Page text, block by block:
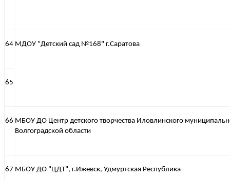
64 МДОУ "Детский сад №168" г.Саратова
65
66 МБОУ ДО Центр детского творчества Иловлинского
Волгоградской области
67 МБОУ ДО "ЦДТ", г.Ижевск, Удмуртская Республика